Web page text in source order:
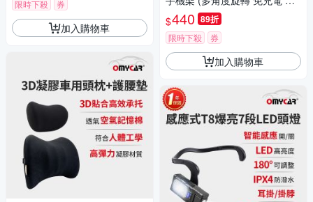
限時下殺 券
加入購物車
面追劇支架 車用導航手機架 辦
公室手機座)
$440 89折
限時下殺 券
加入購物車